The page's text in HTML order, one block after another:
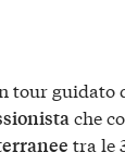
tour guidato
che
tra le